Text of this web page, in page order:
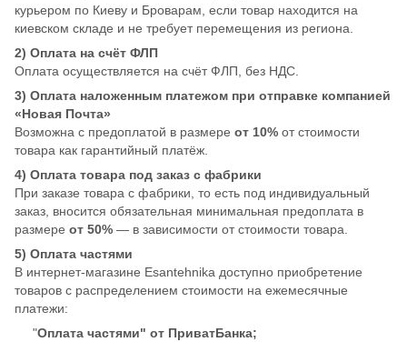
курьером по Киеву и Броварам, если товар находится на
киевском складе и не требует перемещения из региона.
2) Оплата на счёт ФЛП
Оплата осуществляется на счёт ФЛП, без НДС.
3) Оплата наложенным платежом при отправке компанией
«Новая Почта»
Возможна с предоплатой в размере от 10% от стоимости
товара как гарантийный платёж.
4) Оплата товара под заказ с фабрики
При заказе товара с фабрики, то есть под индивидуальный
заказ, вносится обязательная минимальная предоплата в
размере от 50% — в зависимости от стоимости товара.
5) Оплата частями
В интернет-магазине Esantehnika доступно приобретение
товаров с распределением стоимости на ежемесячные
платежи:
"Оплата частями" от ПриватБанка;